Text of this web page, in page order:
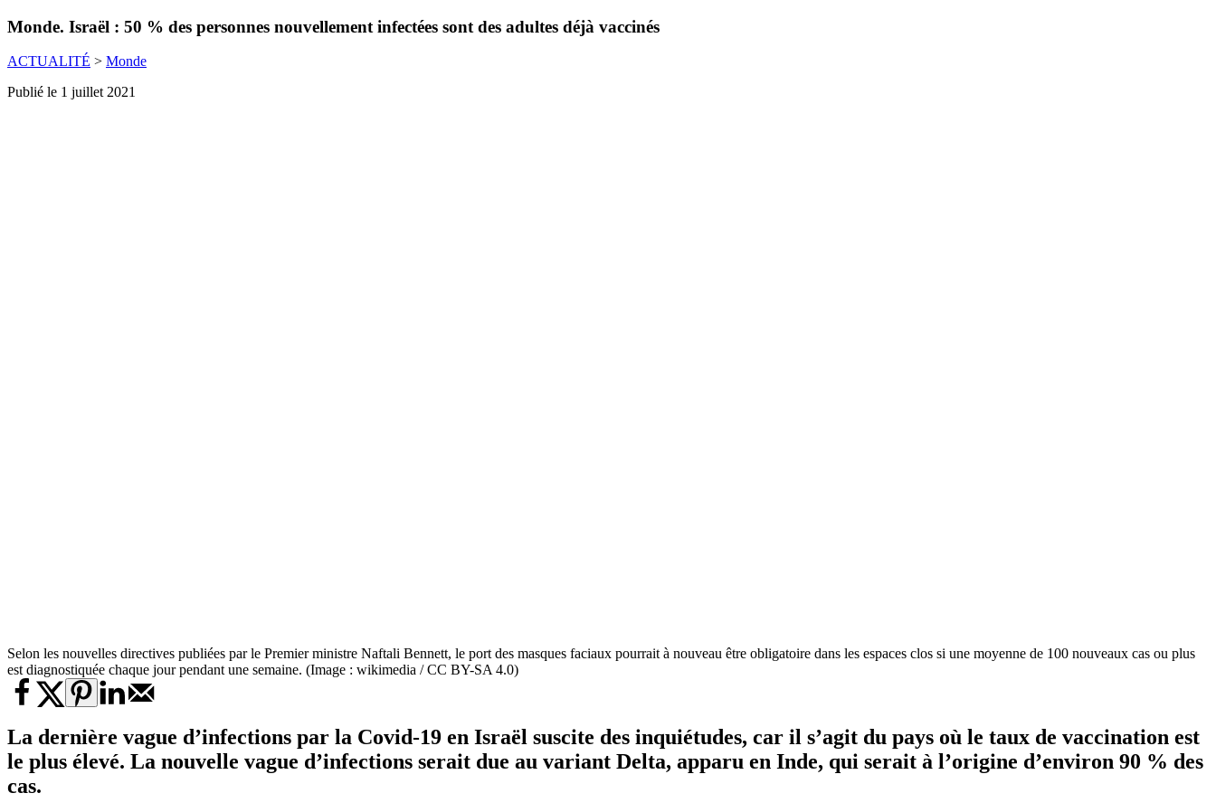
Monde. Israël : 50 % des personnes nouvellement infectées sont des adultes déjà vaccinés
ACTUALITÉ > Monde
Publié le 1 juillet 2021
Selon les nouvelles directives publiées par le Premier ministre Naftali Bennett, le port des masques faciaux pourrait à nouveau être obligatoire dans les espaces clos si une moyenne de 100 nouveaux cas ou plus
est diagnostiquée chaque jour pendant une semaine. (Image : wikimedia / CC BY-SA 4.0)
La dernière vague d’infections par la Covid-19 en Israël suscite des inquiétudes, car il s’agit du pays où le taux de vaccination est
le plus élevé. La nouvelle vague d’infections serait due au variant Delta, apparu en Inde, qui serait à l’origine d’environ 90 % des
cas.